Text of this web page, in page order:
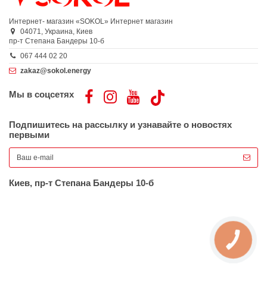
Интернет- магазин «SOKOL» Интернет магазин
04071, Украина, Киев
пр-т Степана Бандеры 10-б
067 444 02 20
zakaz@sokol.energy
Мы в соцсетях
Подпишитесь на рассылку и узнавайте о новостях
первыми
Киев, пр-т Степана Бандеры 10-б
КНОПКА
ЗВ'ЯЗКУ